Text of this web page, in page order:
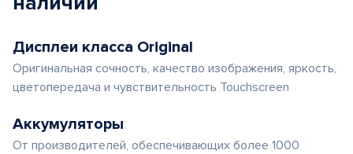
Дисплеи класса Original
Оригинальная сочность, качество изображения, яркость,
цветопередача и чувствительность Touchscreen
Аккумуляторы
От производителей, обеспечивающих более 1000